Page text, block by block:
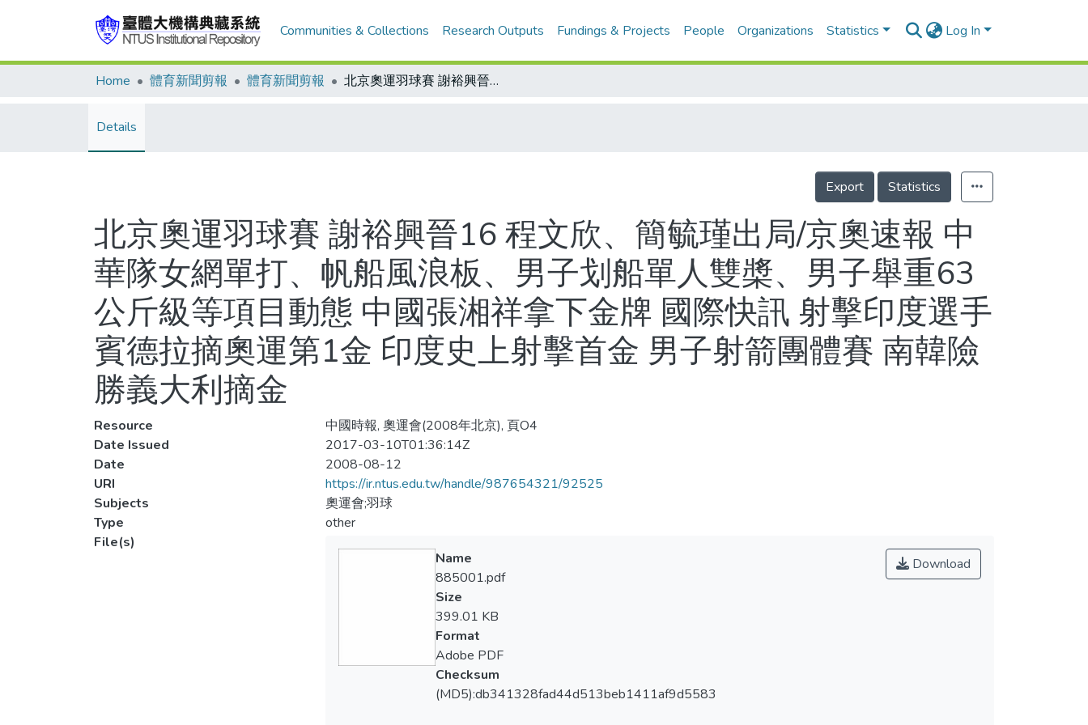
Communities & Collections Research Outputs Fundings & Projects People Organizations Statistics Log In
Home 體育新聞剪報 體育新聞剪報 北京奧運羽球賽 謝裕興晉16 程文欣、簡毓瑾出局/京奧速報 中華隊女網單打、帆船風浪板、男子划船單人雙槳、男子舉重63公斤級等項目動態 中國張湘祥拿下金牌 國際快訊 射擊印度選手賓德拉摘奧運第1金 印度史上射擊首金 男子射箭團體賽 南韓險勝義大利摘金
Details
Export Statistics
北京奧運羽球賽 謝裕興晉16 程文欣、簡毓瑾出局/京奧速報 中
華隊女網單打、帆船風浪板、男子划船單人雙槳、男子舉重63
公斤級等項目動態 中國張湘祥拿下金牌 國際快訊 射擊印度選手
賓德拉摘奧運第1金 印度史上射擊首金 男子射箭團體賽 南韓險
勝義大利摘金
Resource
中國時報, 奧運會(2008年北京), 頁O4
Date Issued
2017-03-10T01:36:14Z
Date
2008-08-12
URI
https://ir.ntus.edu.tw/handle/987654321/92525
Subjects
奧運會;羽球
Type
other
File(s)
Download
Name
885001.pdf
Size
399.01 KB
Format
Adobe PDF
Checksum
(MD5):db341328fad44d513beb1411af9d5583